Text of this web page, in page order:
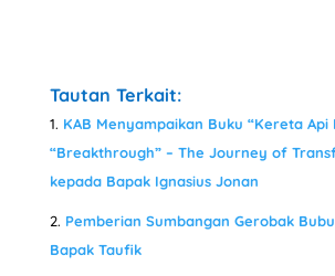
Tautan Terkait:
KAB Menyampaikan Buku “Kereta Api
“Breakthrough” – The Journey of
kepada Bapak Ignasius Jonan
Pemberian Sumbangan Gerobak
Bapak Taufik